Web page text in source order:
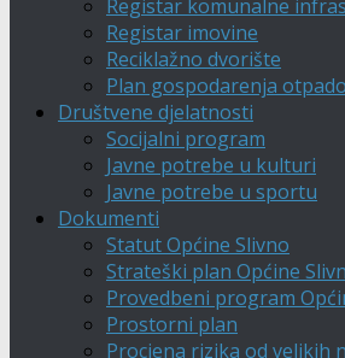
Registar komunalne
Registar imovine
Reciklažno dvorište
Plan gospodarenja
Društvene djelatnosti
Socijalni program
Javne potrebe u kulturi
Javne potrebe u sportu
Dokumenti
Statut Općine Slivno
Strateški plan Općine
Provedbeni program
Prostorni plan
Procjena rizika od velikih